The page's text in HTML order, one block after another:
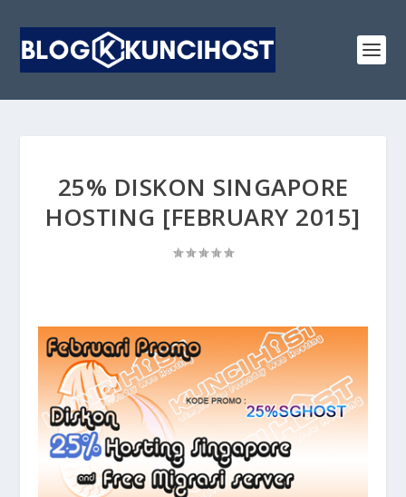
25% DISKON SINGAPORE
HOSTING [FEBRUARY 2015]